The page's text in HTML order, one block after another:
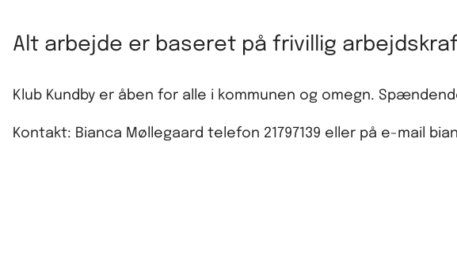
Alt arbejde er baseret på frivillig
Klub Kundby er åben for alle i kommunen og omegn.
Kontakt: Bianca Møllegaard telefon 21797139 eller på e-mail